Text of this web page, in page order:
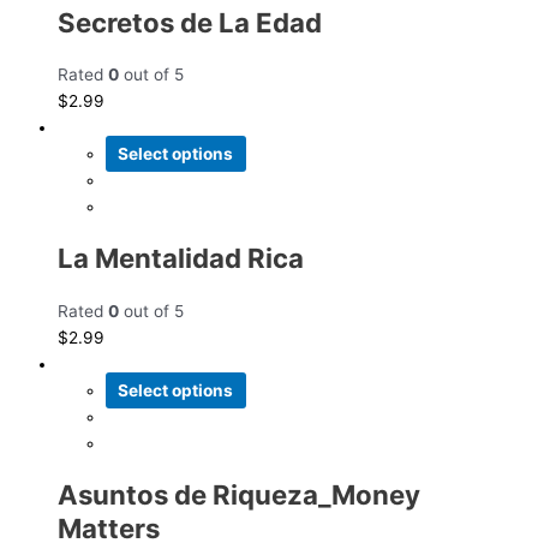
Secretos de La Edad
Rated 0 out of 5
$2.99
Select options
La Mentalidad Rica
Rated 0 out of 5
$2.99
Select options
Asuntos de Riqueza_Money
Matters